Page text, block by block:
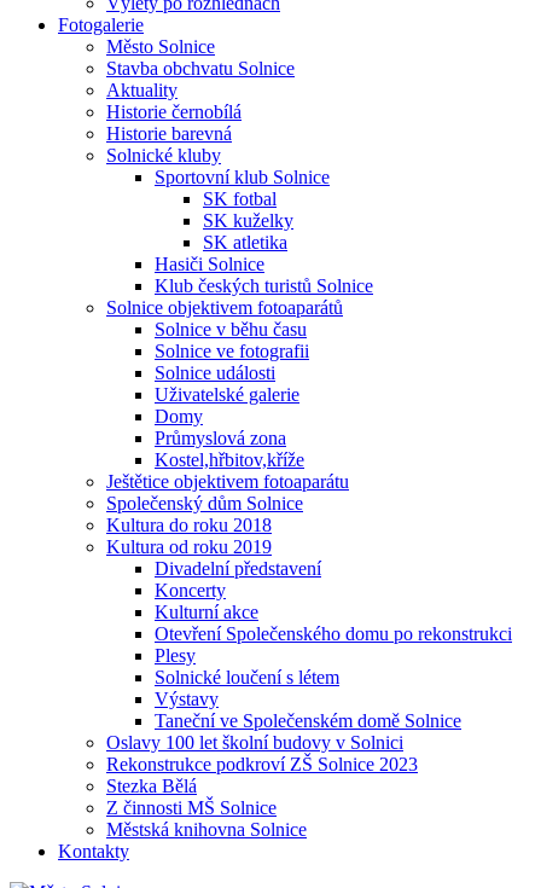
Fotogalerie
Město Solnice
Stavba obchvatu Solnice
Aktuality
Historie černobílá
Historie barevná
Solnické kluby
Sportovní klub Solnice
SK fotbal
SK kuželky
SK atletika
Hasiči Solnice
Klub českých turistů Solnice
Solnice objektivem fotoaparátů
Solnice v běhu času
Solnice ve fotografii
Solnice události
Uživatelské galerie
Domy
Průmyslová zona
Kostel,hřbitov,kříže
Ještětice objektivem fotoaparátu
Společenský dům Solnice
Kultura do roku 2018
Kultura od roku 2019
Divadelní představení
Koncerty
Kulturní akce
Otevření Společenského domu po rekonstrukci
Plesy
Solnické loučení s létem
Výstavy
Taneční ve Společenském domě Solnice
Oslavy 100 let školní budovy v Solnici
Rekonstrukce podkroví ZŠ Solnice 2023
Stezka Bělá
Z činnosti MŠ Solnice
Městská knihovna Solnice
Kontakty